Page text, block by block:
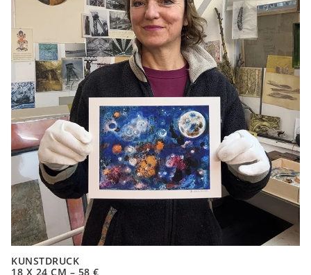
KUNSTDRUCK
18 X 24 CM – 58 €